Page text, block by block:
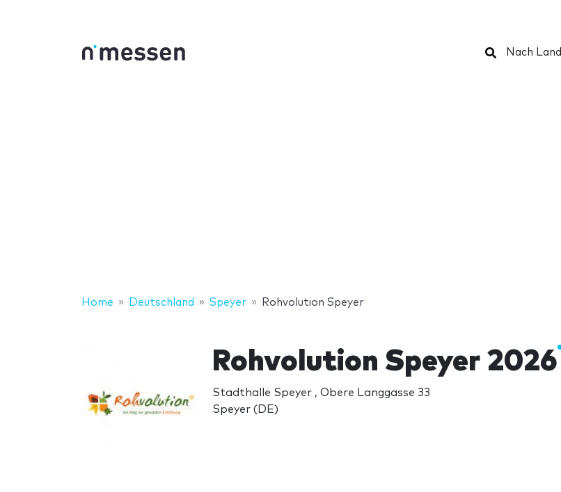
Suchen
Nach Land
Home Deutschland Speyer Rohvolution Speyer
Rohvolution Speyer 2026
Stadthalle Speyer , Obere Langgasse 33
Speyer (DE)